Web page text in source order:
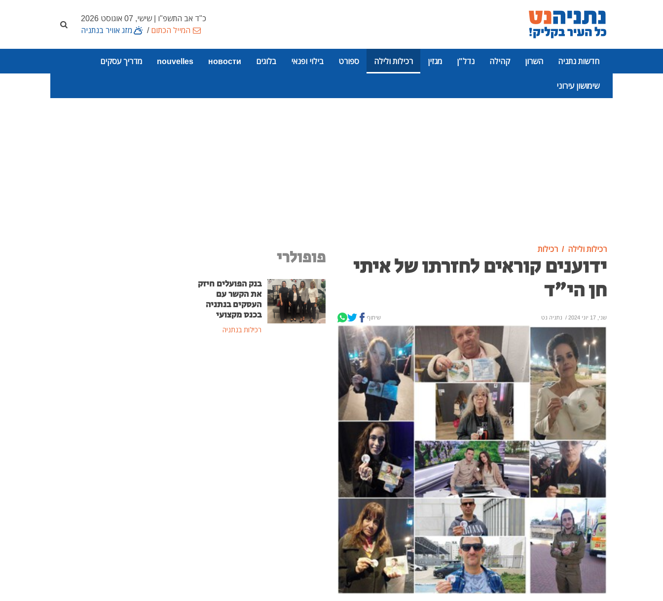
כ"ד אב התשפ"ו | שישי, 07 אוגוסט 2026
המייל הכתום/ מזג אוויר בנתניה
חדשות נתניה השרון קהילה נדל"ן מגזין רכילות ולילה ספורט בילוי ופנאי בלוגים новости
nouvelles מדריך עסקים
שימושון עירוני
רכילות ולילה רכילות
ידוענים קוראים לחזרתו של איתי
חן הי"ד
שני, 17 יוני 2024 / נתניה נט שיתוף
פופולרי
בנק הפועלים חיזק
את הקשר עם
העסקים בנתניה
בכנס מקצועי
רכילות בנתניה